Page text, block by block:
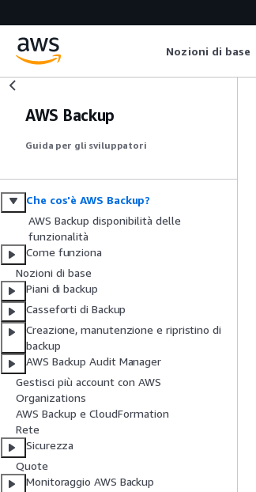
Nozioni di base
AWS Backup
Guida per gli sviluppatori
Che cos'è AWS Backup?
AWS Backup disponibilità delle
funzionalità
Come funziona
Nozioni di base
Piani di backup
Casseforti di Backup
Creazione, manutenzione e ripristino di
backup
AWS Backup Audit Manager
Gestisci più account con AWS
Organizations
AWS Backup e CloudFormation
Rete
Sicurezza
Quote
Monitoraggio AWS Backup